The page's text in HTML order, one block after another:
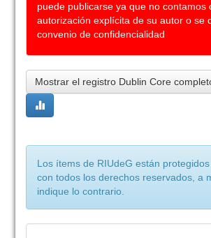
puede publicarse ya que no contamos
autorización explícita de su autor o se
convenio de confidencialidad
Mostrar el registro Dublin Core
Los ítems de RIUdeG están protegidos
con todos los derechos reservados, a
indique lo contrario.